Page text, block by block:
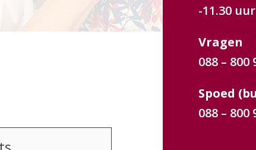
-11.30
Vragen
088 – 800
Spoed
088 – 800